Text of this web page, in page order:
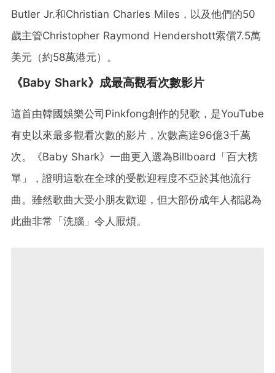
Butler Jr.和Christian Charles Miles，以及他們的50
歲主管Christopher Raymond Hendershott索償7.5萬
美元（約58萬港元）。
《Baby Shark》成最高觀看次數影片
這首由韓國娛樂公司Pinkfong創作的兒歌，是YouTube
有史以來最多觀看次數的影片，次數高達96億3千萬
次。《Baby Shark》一曲更入選為Billboard「百大榜
單」，證明這歌在全球的受歡迎程度不亞於其他流行
曲。雖然歌曲大受小朋友歡迎，但大部份成年人都認為
此曲非常「洗腦」令人厭煩。